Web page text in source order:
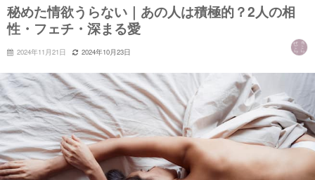
秘めた情欲うらない｜あの人は積極的？2人の相
性・フェチ・深まる愛
2024年11月21日 2024年10月23日